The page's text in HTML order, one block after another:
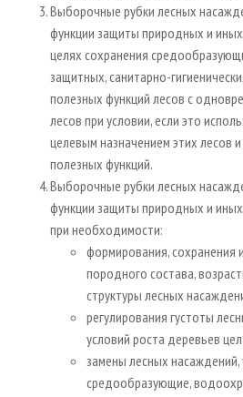
Выборочные рубки лесных
функции защиты природных и
целях сохранения
защитных, санитарно-
полезных функций лесов с
лесов при условии, если это
целевым назначением этих лесов
полезных функций.
Выборочные рубки лесных
функции защиты природных и
при необходимости:
формирования, сохранения
породного состава,
структуры лесных
регулирования густоты
условий роста деревьев
замены лесных
средообразующие,